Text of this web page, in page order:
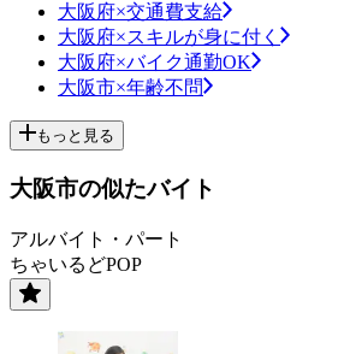
大阪府×交通費支給
大阪府×スキルが身に付く
大阪府×バイク通勤OK
大阪市×年齢不問
もっと見る
大阪市の似たバイト
アルバイト・パート
ちゃいるどPOP